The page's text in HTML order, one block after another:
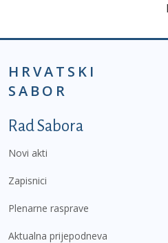
Ingrid
HRVATSKI
SABOR
Podnožje prvi
Rad Sabora
Novi akti
Zapisnici
Plenarne rasprave
Aktualna prijepodneva